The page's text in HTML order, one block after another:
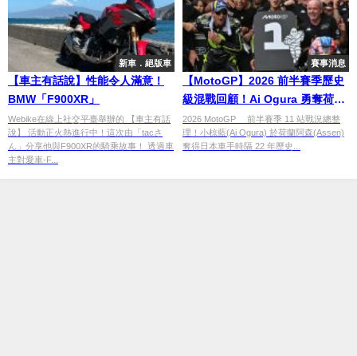
新車．絕版車
【車主有話說】性能令人滿意！
BMW「F900XR」
Webike在線上社交平臺舉辦的 【車主有話
說】 活動正火熱進行中！這次由「tacさ
ん」分享他與F900XR的騎乘故事！ 透過車
主對愛車-F...
賽事消息
【MotoGP】2026 前半賽季歷史
級混戰回顧！Ai Ogura 勇奪荷蘭
站首勝與 Marc Marquez 迎來生
涯 100 勝
2026 MotoGP™ 前半賽季 11 站戰況總整
理！小椋藍(Ai Ogura) 於荷蘭阿森(Assen)
奪得日本車手時隔 22 年歷史...